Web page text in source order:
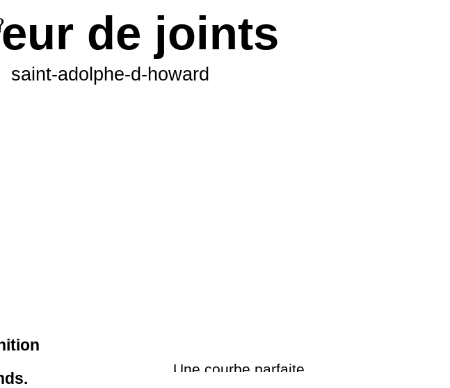
de joints
saint-adolphe-d-howard
Une courbe parfaite